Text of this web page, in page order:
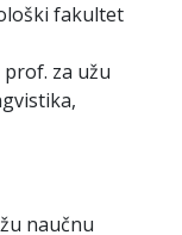
fakultet
prof. za užu
naučnu